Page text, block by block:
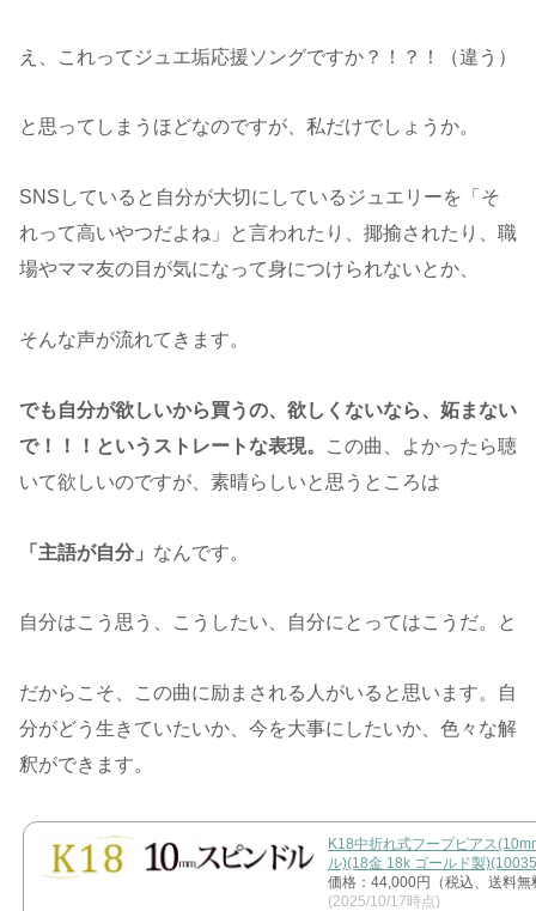
え、これってジュエ垢応援ソングですか？！？！（違う）
と思ってしまうほどなのですが、私だけでしょうか。
SNSしていると自分が大切にしているジュエリーを「そ
れって高いやつだよね」と言われたり、揶揄されたり、職
場やママ友の目が気になって身につけられないとか、
そんな声が流れてきます。
でも自分が欲しいから買うの、欲しくないなら、妬まない
で！！！というストレートな表現。
この曲、よかったら聴
いて欲しいのですが、素晴らしいと思うところは
「主語が自分」 なんです。
自分はこう思う、こうしたい、自分にとってはこうだ。と
だからこそ、この曲に励まされる人がいると思います。自
分がどう生きていたいか、今を大事にしたいか、色々な解
釈ができます。
K18中折れ式フープピアス
ル)(18金 18k ゴールド製
価格：44,000円（税込、送料無
(2025/10/17時点)